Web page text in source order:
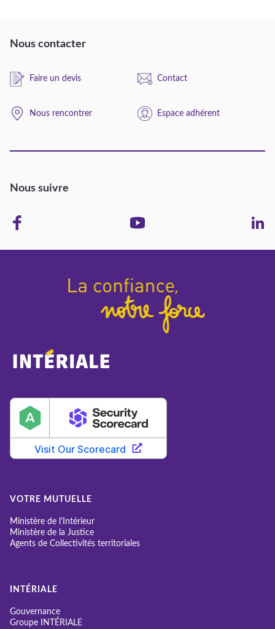
Nous contacter
Faire un devis Contact
Nous rencontrer Espace adhérent
Nous suivre
VOTRE MUTUELLE
Ministère de l'Intérieur
Ministère de la Justice
Agents de Collectivités territoriales
INTÉRIALE
Gouvernance
Groupe INTÉRIALE